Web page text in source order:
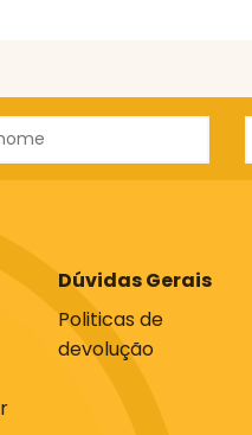
Dúvidas Gerais
Politicas de
devolução